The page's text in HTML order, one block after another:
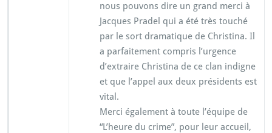
nous pouvons dire un grand merci à
Jacques Pradel qui a été très touché
par le sort dramatique de Christina. Il
a parfaitement compris l’urgence
d’extraire Christina de ce clan indigne
et que l’appel aux deux présidents est
vital.
Merci également à toute l’équipe de
“L’heure du crime”, pour leur accueil,